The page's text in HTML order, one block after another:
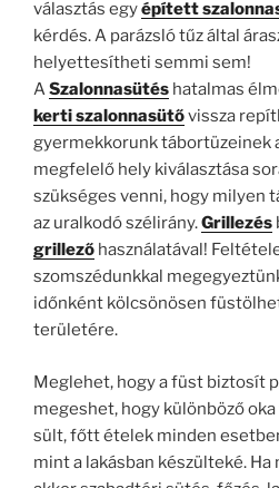
választás egyépített
kérdés. A parázsló tűz által
helyettesítheti semmi sem!
ASzalonnasütés hatalmas
kerti szalonnasütővissza
gyermekkorunk tábortüzeinek
megfelelő hely kiválasztása
szükséges venni, hogy milyen
az uralkodó szélirány.Grillezés
grillező használatával!
szomszédunkkal
időnként kölcsönösen
területére.
Meglehet, hogy a füst biztosít
megeshet, hogy különböző oka
sült, főtt ételek minden
mint a lakásban készülteké.